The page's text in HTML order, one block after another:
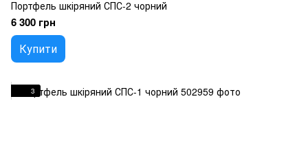
Портфель шкіряний СПС-2 чорний
6 300 грн
Купити
3